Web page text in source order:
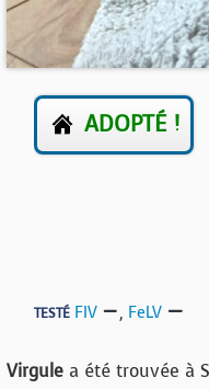
ADOPTÉ !
TESTÉ FIV , FeLV
Virgule a été trouvée à